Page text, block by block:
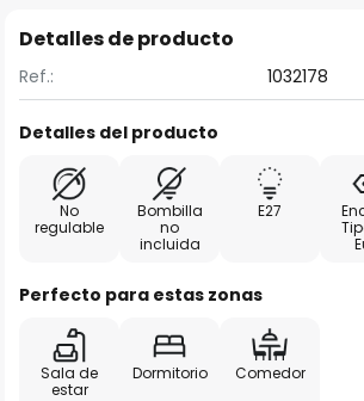
Detalles de producto
Ref.: 1032178
Detalles del producto
No
regulable
Bombilla
no
incluida
E27
Perfecto para estas zonas
Sala de
estar
Dormitorio Comedor